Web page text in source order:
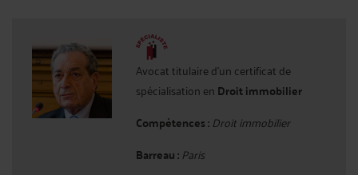
Avocat titulaire d'un certificat de
spécialisation en Droit immobilier
Compétences : Droit immobilier
Barreau : Paris